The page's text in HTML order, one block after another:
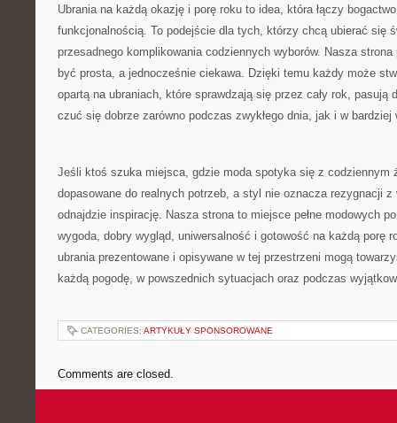
Ubrania na każdą okazję i porę roku to idea, która łączy
funkcjonalnością. To podejście dla tych, którzy chcą ubierać się
przesadnego komplikowania codziennych wyborów. Nasza
być prosta, a jednocześnie ciekawa. Dzięki temu każdy może
opartą na ubraniach, które sprawdzają się przez cały rok, pasują
czuć się dobrze zarówno podczas zwykłego dnia, jak i w
Jeśli ktoś szuka miejsca, gdzie moda spotyka się z codziennym
dopasowane do realnych potrzeb, a styl nie oznacza rezygnacji z
odnajdzie inspirację. Nasza strona to miejsce pełne modowych
wygoda, dobry wygląd, uniwersalność i gotowość na każdą porę
ubrania prezentowane i opisywane w tej przestrzeni mogą
każdą pogodę, w powszednich sytuacjach oraz podczas
CATEGORIES: ARTYKUŁY SPONSOROWANE
Comments are closed.